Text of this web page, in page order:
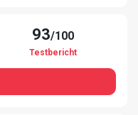
93/100
Testbericht